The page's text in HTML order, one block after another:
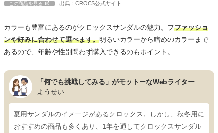
この商品を見る 出典：CROCS公式サイト
カラーも豊富にあるのがクロックスサンダルの魅力。フファッショ
ンや好みに合わせて選べます。明るいカラーから暗めのカラーまで
あるので、年齢や性別問わず購入できるのもポイント。
「何でも挑戦してみる」がモットーなWebライター
ようせい
夏用サンダルのイメージがあるクロックス。しかし、秋冬用に
おすすめの商品も多くあり、1年を通してクロックスサンダル